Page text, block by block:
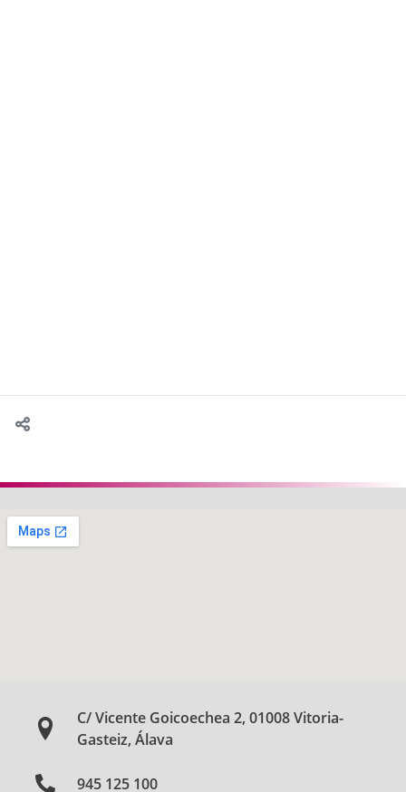
C/ Vicente Goicoechea 2, 01008 Vitoria-
Gasteiz, Álava
945 125 100